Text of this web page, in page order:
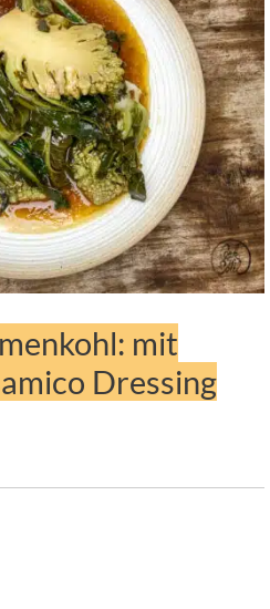
mit
Dressing